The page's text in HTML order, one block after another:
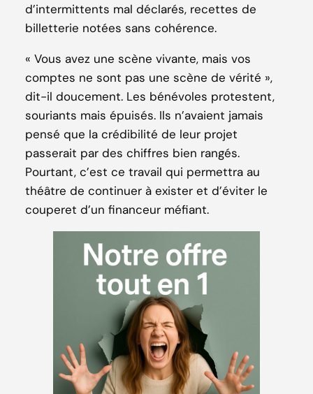
d’intermittents mal déclarés, recettes de
billetterie notées sans cohérence.
« Vous avez une scène vivante, mais vos
comptes ne sont pas une scène de vérité »,
dit-il doucement. Les bénévoles protestent,
souriants mais épuisés. Ils n’avaient jamais
pensé que la crédibilité de leur projet
passerait par des chiffres bien rangés.
Pourtant, c’est ce travail qui permettra au
théâtre de continuer à exister et d’éviter le
couperet d’un financeur méfiant.